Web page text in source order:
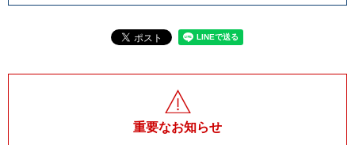
重要なお知らせ